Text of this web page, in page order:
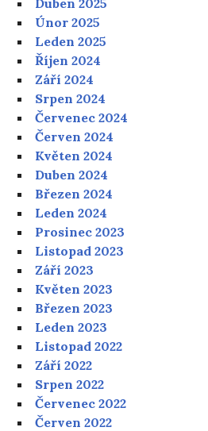
Únor 2025
Leden 2025
Říjen 2024
Září 2024
Srpen 2024
Červenec 2024
Červen 2024
Květen 2024
Duben 2024
Březen 2024
Leden 2024
Prosinec 2023
Listopad 2023
Září 2023
Květen 2023
Březen 2023
Leden 2023
Listopad 2022
Září 2022
Srpen 2022
Červenec 2022
Červen 2022